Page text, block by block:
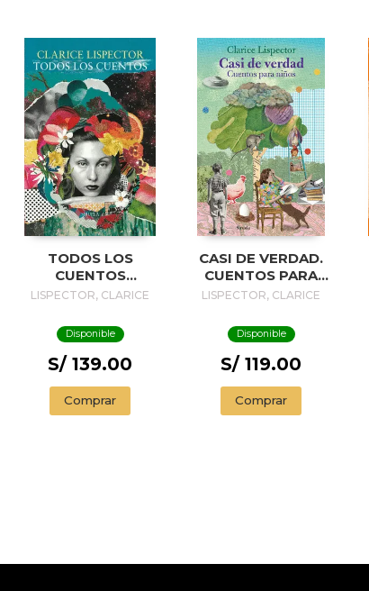
TODOS LOS
CUENTOS
(CLARICE
LISPECTOR, CLARICE
Disponible
S/ 139.00
Comprar
CASI DE VERDAD.
CUENTOS PARA
NIÑOS
LISPECTOR, CLARICE
Disponible
S/ 119.00
Comprar